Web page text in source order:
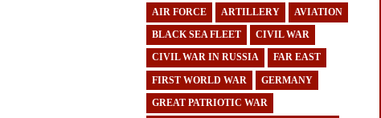
AIR FORCE ARTILLERY AVIATION
BLACK SEA FLEET CIVIL WAR
CIVIL WAR IN RUSSIA FAR EAST
FIRST WORLD WAR GERMANY
GREAT PATRIOTIC WAR